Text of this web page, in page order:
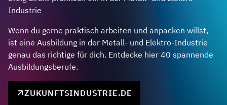
Industrie
Wenn du gerne praktisch arbeiten und anpacken willst,
ist eine Ausbildung in der Metall- und Elektro-Industrie
genau das richtige für dich. Entdecke hier 40 spannende
Ausbildungsberufe.
ZUKUNFTSINDUSTRIE.DE